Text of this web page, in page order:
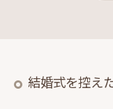
結婚式を控え